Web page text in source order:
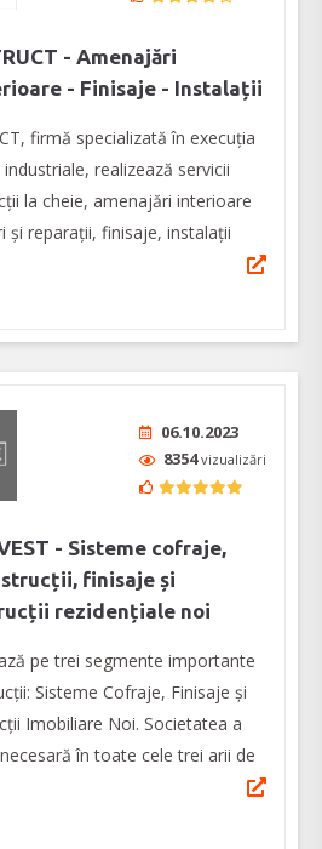
- Amenajări
- Finisaje - Instalații
firmă specializată în execuția
realizează servicii
la cheie, amenajări interioare
şi reparaţii, finisaje, instalaţii
06.10.2023
8354vizualizări
- Sisteme cofraje,
finisaje și
rezidențiale noi
pe trei segmente importante
Sisteme Cofraje, Finisaje și
Imobiliare Noi. Societatea a
în toate cele trei arii de